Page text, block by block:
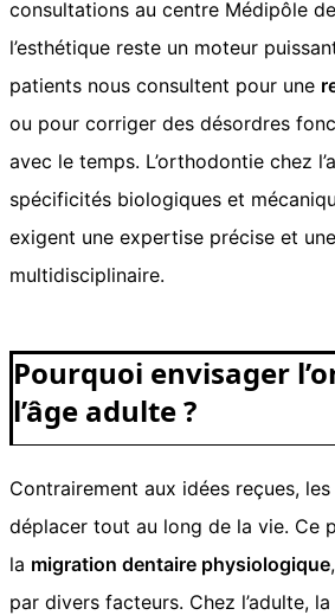
consultations au centre Médipôle
l’esthétique reste un moteur
patients nous consultent pour une
ou pour corriger des désordres
avec le temps. L’orthodontie chez
spécificités biologiques et
exigent une expertise précise et
multidisciplinaire.
Pourquoi envisager
l’âge adulte ?
Contrairement aux idées reçues,
déplacer tout au long de la vie. Ce
la migration dentaire physiologique
par divers facteurs. Chez l’adulte,